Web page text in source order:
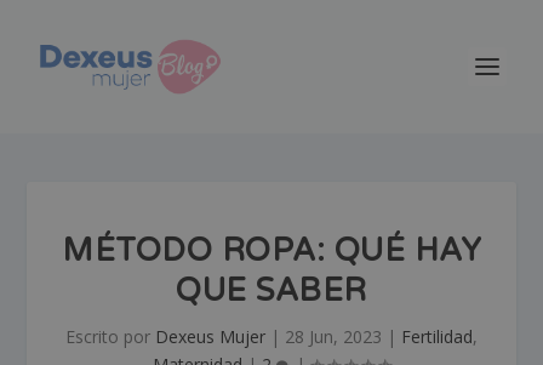
MÉTODO ROPA: QUÉ HAY
QUE SABER
Escrito por Dexeus Mujer | 28 Jun, 2023 | Fertilidad,